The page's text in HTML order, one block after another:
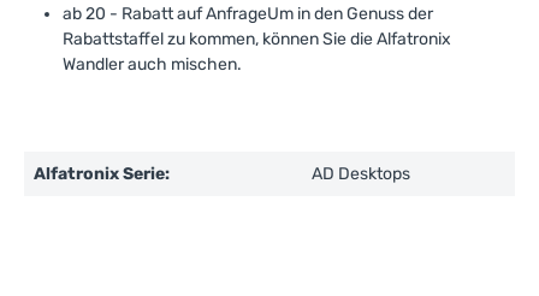
ab 20 - Rabatt auf AnfrageUm in den Genuss der
Rabattstaffel zu kommen, können Sie die Alfatronix
Wandler auch mischen.
Alfatronix Serie: AD Desktops